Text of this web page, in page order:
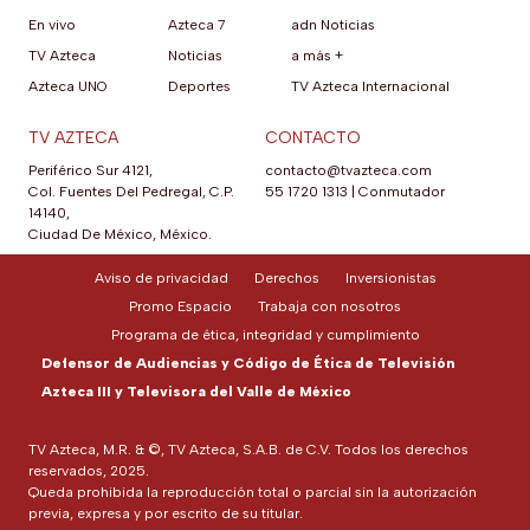
En vivo
TV Azteca
Azteca UNO
Azteca 7
Noticias
Deportes
adn Noticias
a más +
TV Azteca Internacional
TV AZTECA
Periférico Sur 4121,
Col. Fuentes Del Pedregal, C.P.
14140,
Ciudad De México, México.
CONTACTO
contacto@tvazteca.com
55 1720 1313
Conmutador
TV Azteca, M.R. & ©, TV Azteca, S.A.B. de C.V. Todos los derechos
reservados, 2025.
Queda prohibida la reproducción total o parcial sin la autorización
previa, expresa y por escrito de su titular.
Aviso de privacidad Derechos
Inversionistas
Promo Espacio
Trabaja con nosotros
Programa de ética, integridad y cumplimiento
Defensor de Audiencias y Código de Ética de Televisión
Azteca III y Televisora del Valle de México